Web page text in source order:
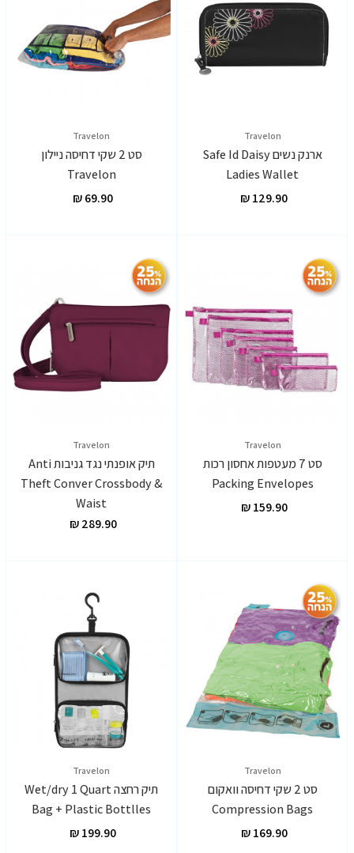
Travelon
ארנק נשים Safe Id Daisy
Ladies Wallet
Travelon
סט 2 שקי דחיסה ניילון
Travelon
Travelon
סט 7 מעטפות אחסון רכות
Packing Envelopes
‏159.90 ₪
Travelon
תיק אופנתי נגד גניבות Anti
Theft Conver Crossbody &
Waist
‏289.90 ₪
Travelon
סט 2 שקי דחיסה וואקום
Compression Bags
‏169.90 ₪
Travelon
תיק רחצה Wet/dry 1 Quart
Bag + Plastic Bottlles